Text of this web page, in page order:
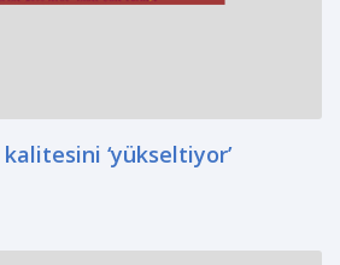
‘yükseltiyor’